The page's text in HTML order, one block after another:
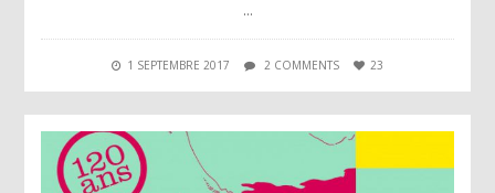
…
1 SEPTEMBRE 2017 2 COMMENTS 23